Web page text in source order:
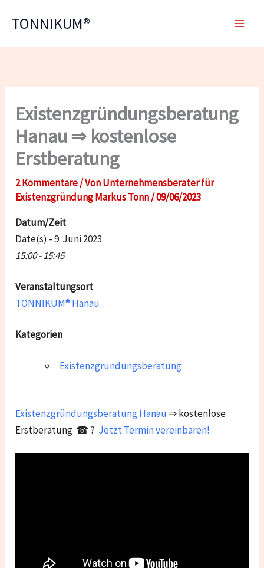
InhaltTONNIKUM®
Existenzgründungsberatung
Hanau ⇒ kostenlose
Erstberatung
2 Kommentare/ VonUnternehmensberater für
Existenzgründung Markus Tonn/09/06/2023
Datum/Zeit
Date(s) - 9. Juni 2023
15:00 - 15:45
Veranstaltungsort
TONNIKUM® Hanau
Kategorien
Existenzgründungsberatung
ExistenzgründungsberatungHanau ⇒ kostenlose
Erstberatung ☎ ? Jetzt Termin vereinbaren!